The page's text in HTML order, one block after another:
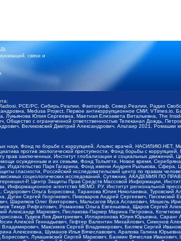
связи и
PCE/PC, Сибирь.Реалии, Фактограф, Север.Реалии, Радио
Medusa Project, Первое антикоррупционное СМИ,
Юлия Сергеевна, Маетная Елизавета Витальевна, The
Общество с ограниченной ответственностью Телеканал Дождь,
Великовский Дмитрий Александрович, Альтаир 2021, Ромашки
наук, Фонд по борьбе с коррупцией, Альянс врачей,
против экологической преступности, Фонд борьбы с
прав заключенных, Институт глобализации и социальных
осужденным и их семьям, Фонд Тольятти, Новое время,
Издательство Парк Гагарина, Фонд имени Андрея Рылькова,
гласности, Российский исследовательский центр по правам
социологических исследований, Сутяжник, АКАДЕМИЯ ПО
Р, Центр Защиты Прав Средств Массовой Информации,
Информационное агентство МЕМО. РУ, Институт региональной
Ольга Борисовна, Таранова Юлия Николаевна, Туровский
Сергей Георгиевич, Пивоваров Андрей Сергеевич, Писемский
Шарипков Олег Викторович, Мальсагов Муса Асланович, Мошель
Тимур Рифгатович, Романова Ольга Евгеньевна, Щаров Сергей
Маркович, Пислакова-Паркер Марина Петровна,
Гудков Лев Дмитриевич, Илларионова Юлия Юрьевна,
Алексей Геннадьевич, Гефтер Валентин Михайлович, Симонов
Максимов Сергей Владимирович, Беляев Сергей
Алексеевна, Шуманов Илья Вячеславович, Арапова Галина
Лукашевский Сергей Маркович, Бахмин Вячеслав